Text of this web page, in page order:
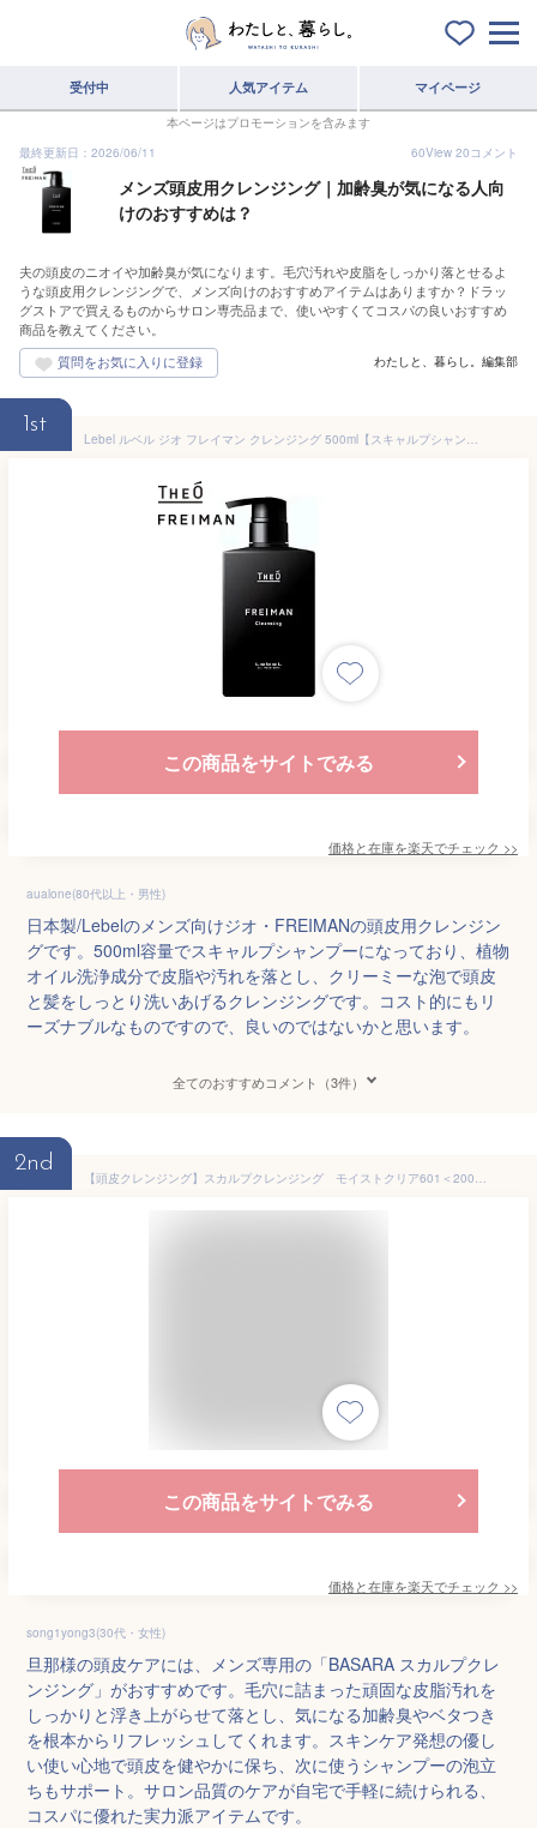
受付中 人気アイテム マイページ
本ページはプロモーションを含みます
最終更新日：2026/06/11
60View 20コメント
メンズ頭皮用クレンジング｜加齢臭が気になる人向
けのおすすめは？
夫の頭皮のニオイや加齢臭が気になります。毛穴汚れや皮脂をしっかり落とせるよ
うな頭皮用クレンジングで、メンズ向けのおすすめアイテムはありますか？ドラッ
グストアで買えるものからサロン専売品まで、使いやすくてコスパの良いおすすめ
商品を教えてください。
わたしと、暮らし。編集部
1st
Lebel ルベル ジオ フレイマン クレンジング 500ml【スキャルプシャンプー】頭皮 潤い 保湿 ヘアケア メンズ 男性用 美容 おすすめ
この商品をサイトでみる
価格と在庫を楽天でチェック >>
aualone(80代以上・男性)
日本製/Lebelのメンズ向けジオ・FREIMANの頭皮用クレンジン
グです。500ml容量でスキャルプシャンプーになっており、植物
オイル洗浄成分で皮脂や汚れを落とし、クリーミーな泡で頭皮
と髪をしっとり洗いあげるクレンジングです。コスト的にもリ
ーズナブルなものですので、良いのではないかと思います。
全てのおすすめコメント（3件）
2nd
【頭皮クレンジング】スカルプクレンジング モイストクリア601＜200g＞BASARA バサラ メンズ スカルプ スキンケア
この商品をサイトでみる
価格と在庫を楽天でチェック >>
song1yong3(30代・女性)
旦那様の頭皮ケアには、メンズ専用の「BASARA スカルプクレ
ンジング」がおすすめです。毛穴に詰まった頑固な皮脂汚れを
しっかりと浮き上がらせて落とし、気になる加齢臭やベタつき
を根本からリフレッシュしてくれます。スキンケア発想の優し
い使い心地で頭皮を健やかに保ち、次に使うシャンプーの泡立
ちもサポート。サロン品質のケアが自宅で手軽に続けられる、
コスパに優れた実力派アイテムです。